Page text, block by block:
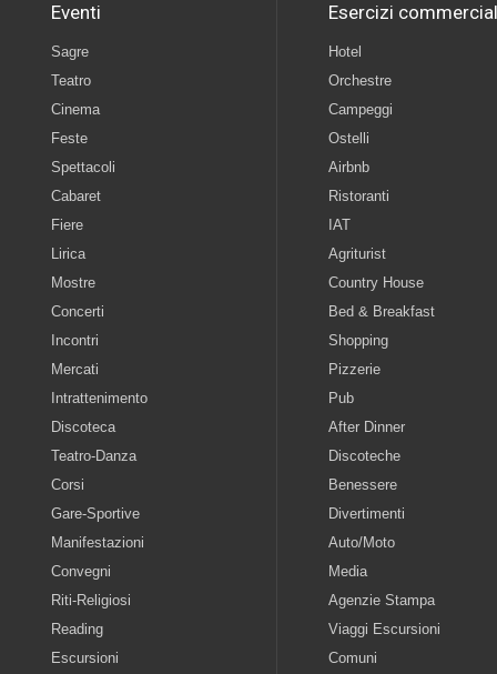
Eventi
Sagre
Teatro
Cinema
Feste
Spettacoli
Cabaret
Fiere
Lirica
Mostre
Concerti
Incontri
Mercati
Intrattenimento
Discoteca
Teatro-Danza
Corsi
Gare-Sportive
Manifestazioni
Convegni
Riti-Religiosi
Reading
Escursioni
Esercizi
Hotel
Orchestre
Campeggi
Ostelli
Airbnb
Ristoranti
IAT
Agriturist
Country House
Bed & Breakfast
Shopping
Pizzerie
Pub
After Dinner
Discoteche
Benessere
Divertimenti
Auto/Moto
Media
Agenzie Stampa
Viaggi Escursioni
Comuni